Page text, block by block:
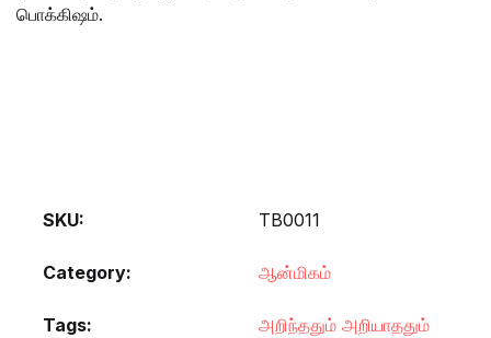
பொக்கிஷம்.
SKU: TB0011
Category: ஆன்மிகம்
Tags:
அறிந்ததும் அறியாததும்